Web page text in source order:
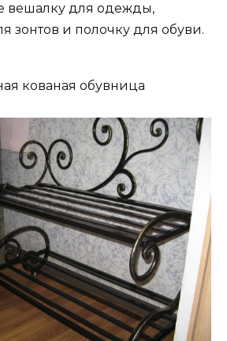
вешалку для одежды,
зонтов и полочку для обуви.
кованая обувница